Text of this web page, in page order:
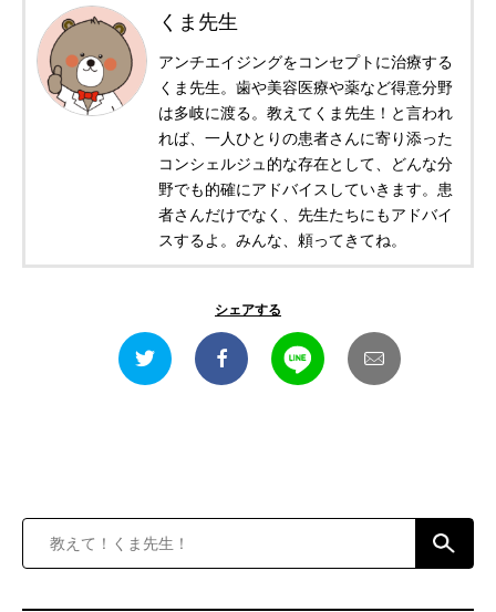
くま先生
アンチエイジングをコンセプトに治療する
くま先生。歯や美容医療や薬など得意分野
は多岐に渡る。教えてくま先生！と言われ
れば、一人ひとりの患者さんに寄り添った
コンシェルジュ的な存在として、どんな分
野でも的確にアドバイスしていきます。患
者さんだけでなく、先生たちにもアドバイ
スするよ。みんな、頼ってきてね。
シェアする